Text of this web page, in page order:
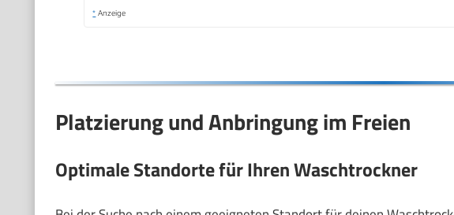
* Anzeige
Platzierung und Anbringung im Freien
Optimale Standorte für Ihren Waschtrockner